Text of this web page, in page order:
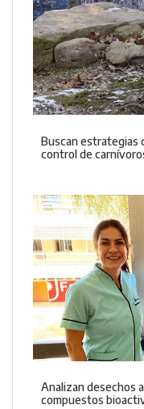
Buscan estrategias
control de
Analizan desechos
compuestos